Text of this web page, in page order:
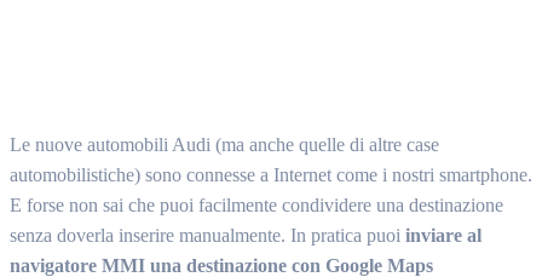
Le nuove automobili Audi (ma anche quelle di altre case
automobilistiche) sono connesse a Internet come i nostri smartphone.
E forse non sai che puoi facilmente condividere una destinazione
senza doverla inserire manualmente. In pratica puoi inviare al
navigatore MMI una destinazione con Google Maps